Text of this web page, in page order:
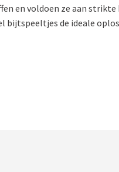
en voldoen ze aan
de ideale